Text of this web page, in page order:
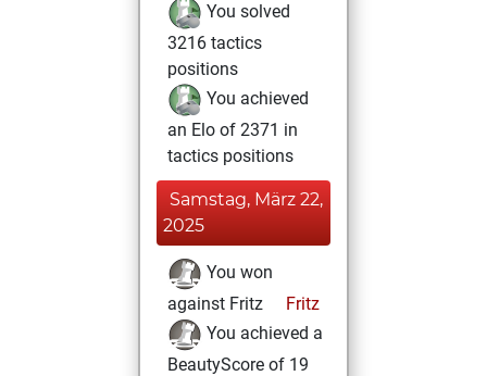
You solved
3216 tactics
positions
You achieved
an Elo of 2371 in
tactics positions
Samstag, März 22,
2025
You won
against Fritz
Fritz
You achieved a
BeautyScore of 19